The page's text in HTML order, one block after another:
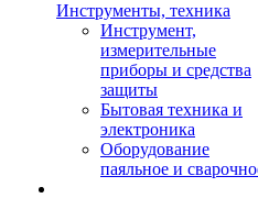
Инструменты, техника
Инструмент,
измерительные
приборы и средства
защиты
Бытовая техника и
электроника
Оборудование
паяльное и